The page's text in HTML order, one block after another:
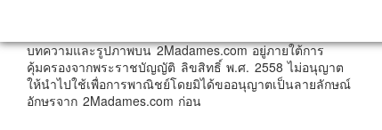
บทความและรูปภาพบน 2Madames.com อยู่ภายใต้การ
คุ้มครองจากพระราชบัญญัติ ลิขสิทธิ์ พ.ศ. 2558 ไม่อนุญาต
ให้นำไปใช้เพื่อการพาณิชย์โดยมิได้ขออนุญาตเป็นลายลักษณ์
อักษรจาก 2Madames.com ก่อน